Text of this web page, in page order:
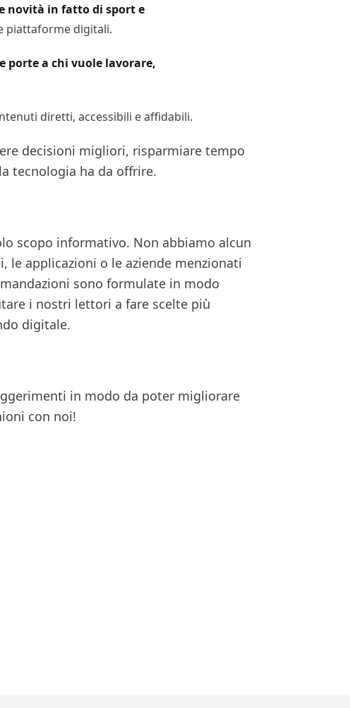
novità in fatto di sport e
piattaforme digitali.
porte a chi vuole lavorare,
diretti, accessibili e affidabili.
decisioni migliori, risparmiare tempo
tecnologia ha da offrire.
scopo informativo. Non abbiamo alcun
le applicazioni o le aziende menzionati
sono formulate in modo
i nostri lettori a fare scelte più
digitale.
in modo da poter migliorare
con noi!